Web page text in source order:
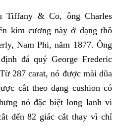
Tiffany & Co, ông Charles
kim cương này ở dạng thô
Nam Phi, năm 1877. Ông
đá quý George Frederic
287 carat, nó được mài dũa
cắt theo dạng cushion có
nó đặc biệt long lanh vì
đến 82 giác cắt thay vì chỉ